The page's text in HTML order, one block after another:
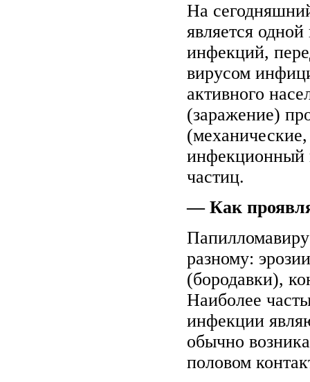
На
является
инфекций,
вирусом
активного
(заражение)
инфекционный
частиц.
— Как
разному:
(бородавки),
Наиболее
инфекции
обычно
половом